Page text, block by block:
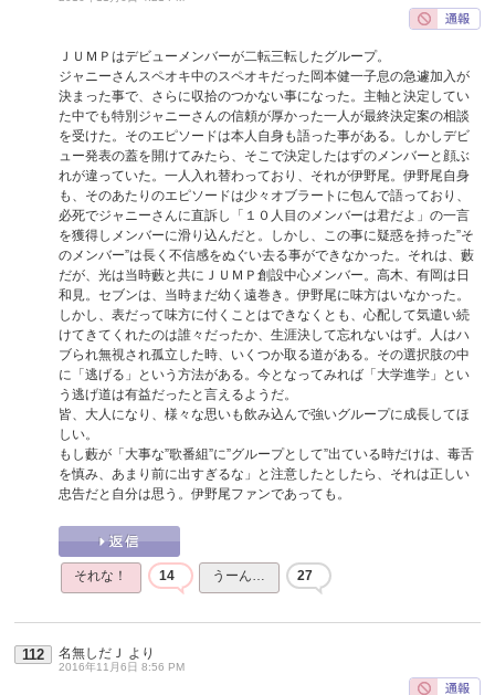
ＪＵＭＰはデビューメンバーが二転三転したグループ。
ジャニーさんスペオキ中のスペオキだった岡本健一子息の急遽加入が
決まった事で、さらに収拾のつかない事になった。主軸と決定してい
た中でも特別ジャニーさんの信頼が厚かった一人が最終決定案の相談
を受けた。そのエピソードは本人自身も語った事がある。しかしデビ
ュー発表の蓋を開けてみたら、そこで決定したはずのメンバーと顔ぶ
れが違っていた。一人入れ替わっており、それが伊野尾。伊野尾自身
も、そのあたりのエピソードは少々オブラートに包んで語っており、
必死でジャニーさんに直訴し「１０人目のメンバーは君だよ」の一言
を獲得しメンバーに滑り込んだと。しかし、この事に疑惑を持った”そ
のメンバー”は長く不信感をぬぐい去る事ができなかった。それは、藪
だが、光は当時藪と共にＪＵＭＰ創設中心メンバー。高木、有岡は日
和見。セブンは、当時まだ幼く遠巻き。伊野尾に味方はいなかった。
しかし、表だって味方に付くことはできなくとも、心配して気遣い続
けてきてくれたのは誰々だったか、生涯決して忘れないはず。人はハ
ブられ無視され孤立した時、いくつか取る道がある。その選択肢の中
に「逃げる」という方法がある。今となってみれば「大学進学」とい
う逃げ道は有益だったと言えるようだ。
皆、大人になり、様々な思いも飲み込んで強いグループに成長してほ
しい。
もし藪が「大事な”歌番組”に”グループとして”出ている時だけは、毒舌
を慎み、あまり前に出すぎるな」と注意したとしたら、それは正しい
忠告だと自分は思う。伊野尾ファンであっても。
それな！ 14 うーん… 27
112 名無しだＪ より
2016年11月6日 8:56 PM